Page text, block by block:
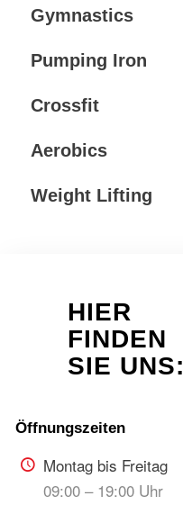
Gymnastics
Pumping Iron
Crossfit
Aerobics
Weight Lifting
HIER
FINDEN
SIE UNS:
Montag bis Freitag
09:00 – 19:00 Uhr